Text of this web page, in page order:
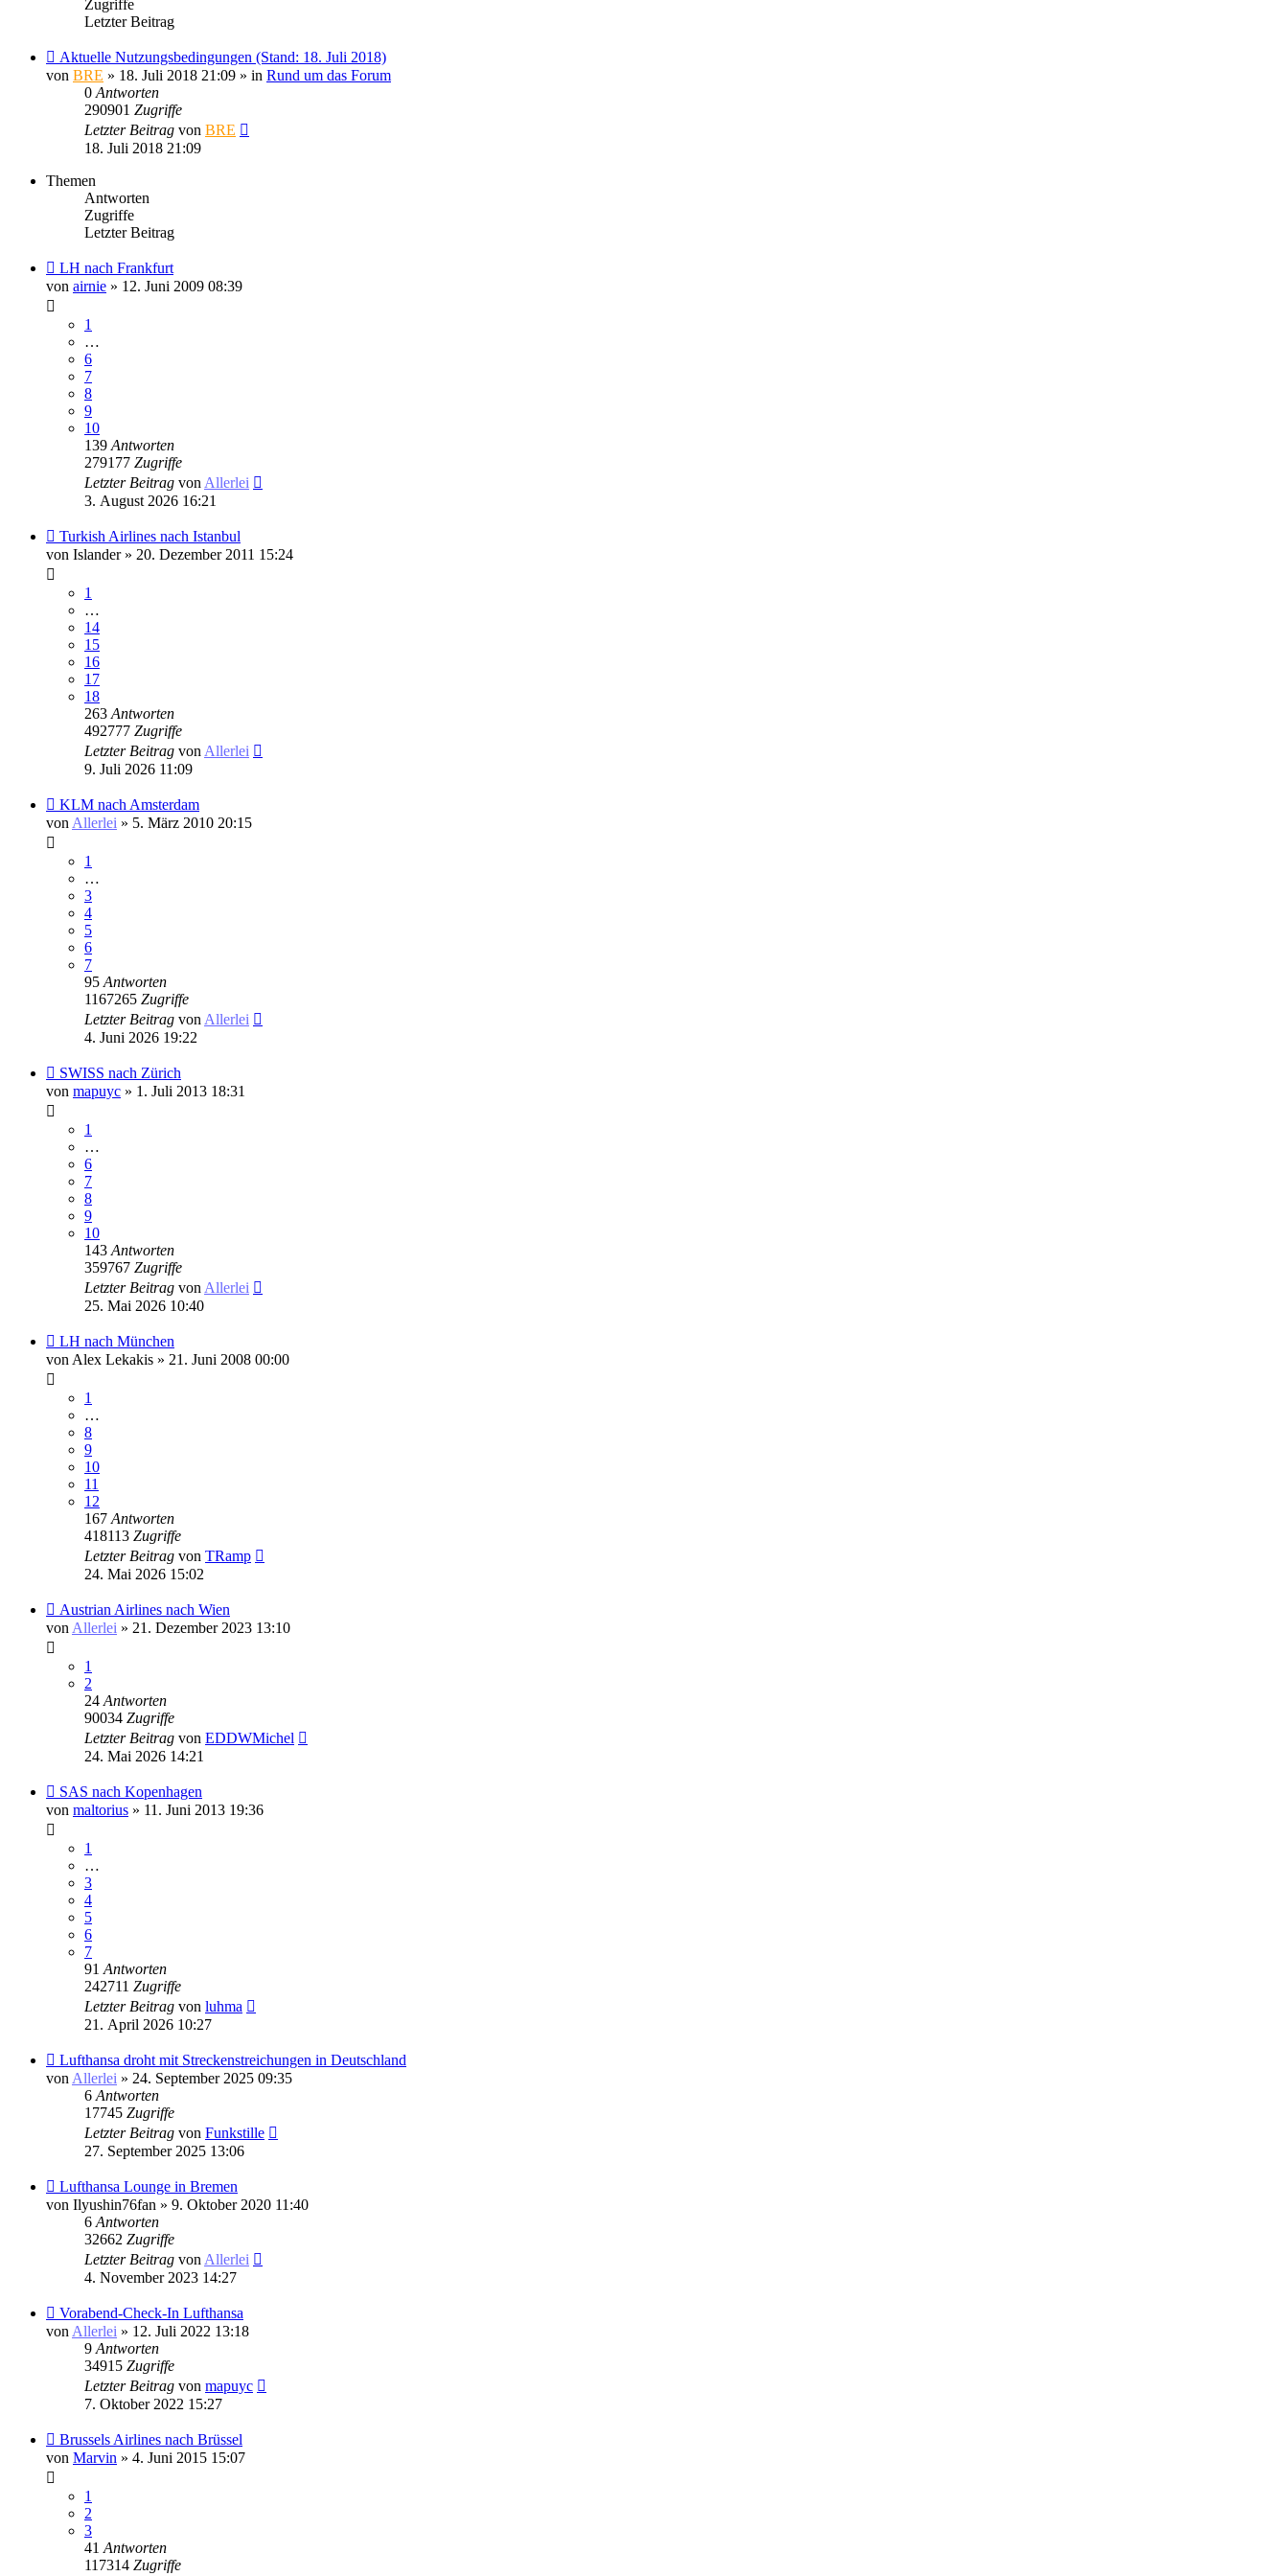
Zugriffe
Letzter Beitrag
Aktuelle Nutzungsbedingungen (Stand: 18. Juli 2018)
von BRE » 18. Juli 2018 21:09 » in Rund um das Forum
0 Antworten
290901 Zugriffe
Letzter Beitrag von BRE
18. Juli 2018 21:09
Themen
Antworten
Zugriffe
Letzter Beitrag
LH nach Frankfurt
von airnie » 12. Juni 2009 08:39
1
…
6
7
8
9
10
139 Antworten
279177 Zugriffe
Letzter Beitrag von Allerlei
3. August 2026 16:21
Turkish Airlines nach Istanbul
von Islander» 20. Dezember 2011 15:24
1
…
14
15
16
17
18
263 Antworten
492777 Zugriffe
Letzter Beitrag von Allerlei
9. Juli 2026 11:09
KLM nach Amsterdam
von Allerlei » 5. März 2010 20:15
1
…
3
4
5
6
7
95 Antworten
1167265 Zugriffe
Letzter Beitrag von Allerlei
4. Juni 2026 19:22
SWISS nach Zürich
von mapuyc » 1. Juli 2013 18:31
1
…
6
7
8
9
10
143 Antworten
359767 Zugriffe
Letzter Beitrag von Allerlei
25. Mai 2026 10:40
LH nach München
von Alex Lekakis » 21. Juni 2008 00:00
1
…
8
9
10
11
12
167 Antworten
418113 Zugriffe
Letzter Beitrag von TRamp
24. Mai 2026 15:02
Austrian Airlines nach Wien
von Allerlei » 21. Dezember 2023 13:10
1
2
24 Antworten
90034 Zugriffe
Letzter Beitrag von EDDWMichel
24. Mai 2026 14:21
SAS nach Kopenhagen
von maltorius » 11. Juni 2013 19:36
1
…
3
4
5
6
7
91 Antworten
242711 Zugriffe
Letzter Beitrag von luhma
21. April 2026 10:27
Lufthansa droht mit Streckenstreichungen in Deutschland
von Allerlei » 24. September 2025 09:35
6 Antworten
17745 Zugriffe
Letzter Beitrag von Funkstille
27. September 2025 13:06
Lufthansa Lounge in Bremen
von Ilyushin76fan » 9. Oktober 2020 11:40
6 Antworten
32662 Zugriffe
Letzter Beitrag von Allerlei
4. November 2023 14:27
Vorabend-Check-In Lufthansa
von Allerlei » 12. Juli 2022 13:18
9 Antworten
34915 Zugriffe
Letzter Beitrag von mapuyc
7. Oktober 2022 15:27
Brussels Airlines nach Brüssel
von Marvin » 4. Juni 2015 15:07
1
2
3
41 Antworten
117314 Zugriffe